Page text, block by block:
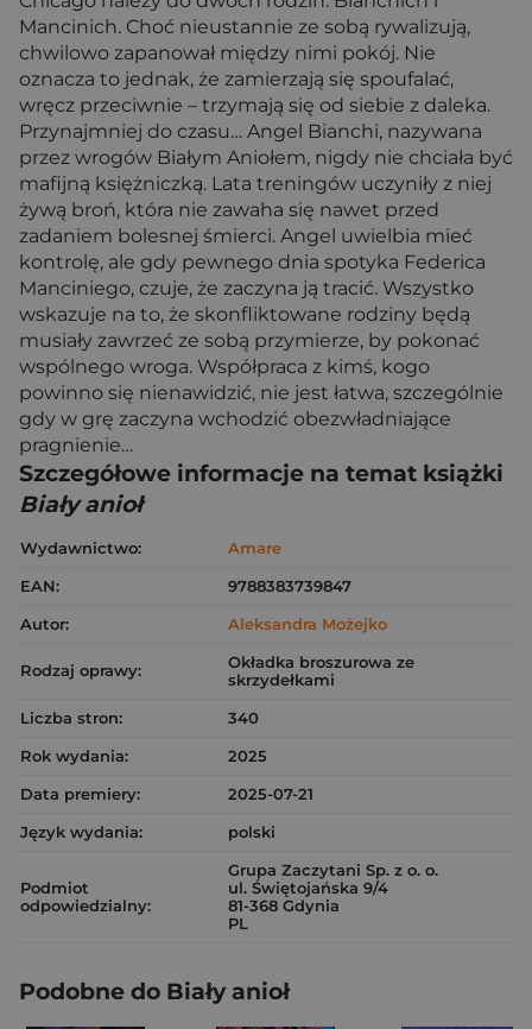
Mancinich. Choć nieustannie ze sobą rywalizują,
chwilowo zapanował między nimi pokój. Nie
oznacza to jednak, że zamierzają się spoufalać,
wręcz przeciwnie – trzymają się od siebie z daleka.
Przynajmniej do czasu… Angel Bianchi, nazywana
przez wrogów Białym Aniołem, nigdy nie chciała być
mafijną księżniczką. Lata treningów uczyniły z niej
żywą broń, która nie zawaha się nawet przed
zadaniem bolesnej śmierci. Angel uwielbia mieć
kontrolę, ale gdy pewnego dnia spotyka Federica
Manciniego, czuje, że zaczyna ją tracić. Wszystko
wskazuje na to, że skonfliktowane rodziny będą
musiały zawrzeć ze sobą przymierze, by pokonać
wspólnego wroga. Współpraca z kimś, kogo
powinno się nienawidzić, nie jest łatwa, szczególnie
gdy w grę zaczyna wchodzić obezwładniające
pragnienie…
Szczegółowe informacje na temat książki
Biały anioł
Wydawnictwo:
Amare
EAN:
9788383739847
Autor:
Aleksandra Możejko
Rodzaj oprawy:
Okładka broszurowa ze
skrzydełkami
Liczba stron:
340
Rok wydania:
2025
Data premiery:
2025-07-21
Język wydania:
polski
Podmiot
odpowiedzialny:
Grupa Zaczytani Sp. z o. o.
ul. Świętojańska 9/4
81-368 Gdynia
PL
Podobne do Biały anioł